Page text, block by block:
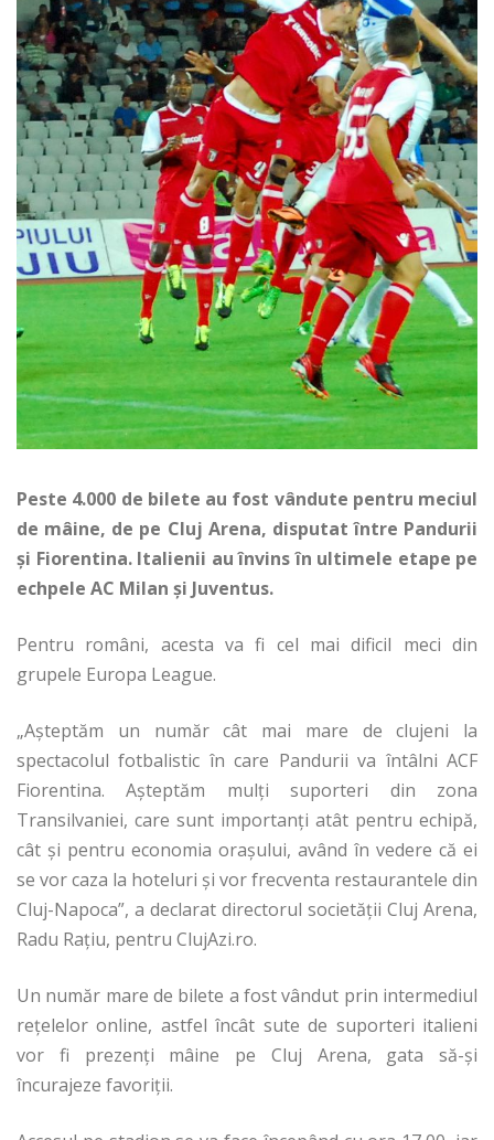
Peste 4.000 de bilete au fost vândute pentru meciul
de mâine, de pe Cluj Arena, disputat între Pandurii
şi Fiorentina. Italienii au învins în ultimele etape pe
echpele AC Milan şi Juventus.
Pentru români, acesta va fi cel mai dificil meci din
grupele Europa League.
„Aşteptăm un număr cât mai mare de clujeni la
spectacolul fotbalistic în care Pandurii va întâlni ACF
Fiorentina. Aşteptăm mulţi suporteri din zona
Transilvaniei, care sunt importanţi atât pentru echipă,
cât şi pentru economia oraşului, având în vedere că ei
se vor caza la hoteluri şi vor frecventa restaurantele din
Cluj-Napoca”, a declarat directorul societăţii Cluj Arena,
Radu Raţiu, pentru ClujAzi.ro.
Un număr mare de bilete a fost vândut prin intermediul
reţelelor online, astfel încât sute de suporteri italieni
vor fi prezenţi mâine pe Cluj Arena, gata să-şi
încurajeze favoriţii.